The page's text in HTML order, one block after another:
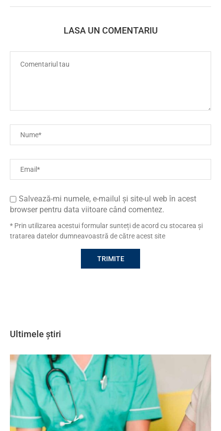
LASA UN COMENTARIU
Salvează-mi numele, e-mailul și site-ul web în acest
browser pentru data viitoare când comentez.
* Prin utilizarea acestui formular sunteți de acord cu stocarea și
tratarea datelor dumneavoastră de către acest site
Ultimele știri